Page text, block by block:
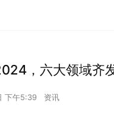
，六大领域齐
下午5:39 资讯